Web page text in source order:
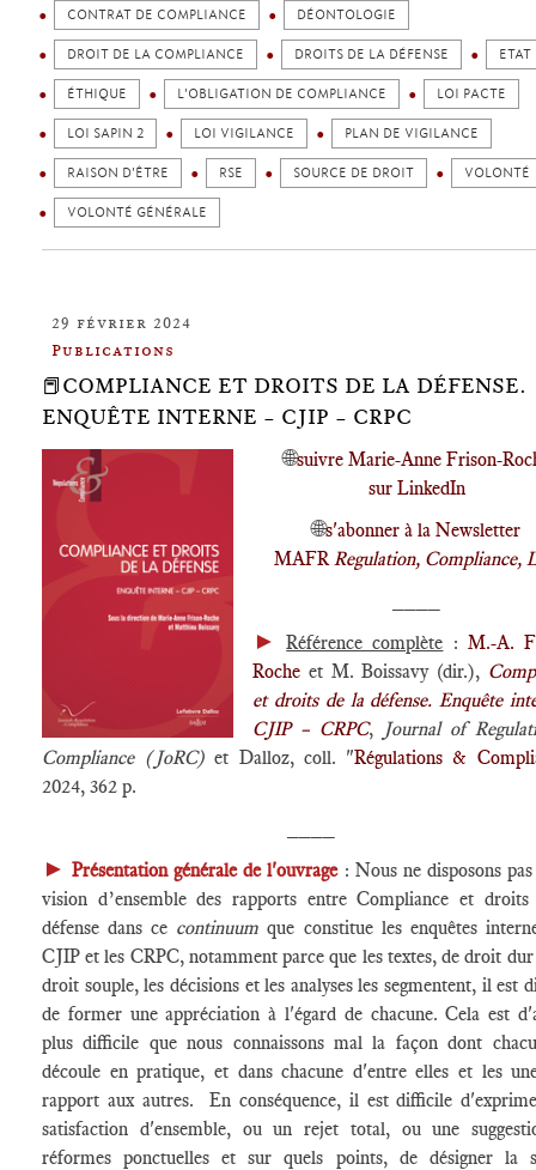
CONTRAT DE COMPLIANCE DÉONTOLOGIE
DROIT DE LA COMPLIANCE DROITS DE LA DÉFENSE ETAT
ÉTHIQUE L'OBLIGATION DE COMPLIANCE LOI PACTE
LOI SAPIN 2 LOI VIGILANCE PLAN DE VIGILANCE
RAISON D'ÊTRE RSE SOURCE DE DROIT VOLONTÉ
VOLONTÉ GÉNÉRALE
29 février 2024
Publications
📕COMPLIANCE ET DROITS DE LA DÉFENSE.
ENQUÊTE INTERNE – CJIP – CRPC
🌐suivre Marie-Anne Frison-
sur LinkedIn
🌐s'abonner à la Newsletter
MAFRRegulation, Compliance,
► Référence complète : M.-A.
Roche et M. Boissavy (dir.),
et droits de la défense. Enquête
CJIP – CRPC, Journal of
Compliance (JoRC)et Dalloz, coll. "Régulations &
2024, 362 p.
► Présentation générale de l'ouvrage: Nous ne disposons
vision d’ensemble des rapports entre Compliance et
défense dans ce continuumque constitue les enquêtes
CJIP et les CRPC, notamment parce que les textes, de droit
droit souple, les décisions et les analyses les segmentent, il est
de former une appréciation à l'égard de chacune. Cela est
plus difficile que nous connaissons mal la façon dont
découle en pratique, et dans chacune d'entre elles et les
rapport aux autres. En conséquence, il est difficile
satisfaction d'ensemble, ou un rejet total, ou une
réformes ponctuelles et sur quels points, de désigner la